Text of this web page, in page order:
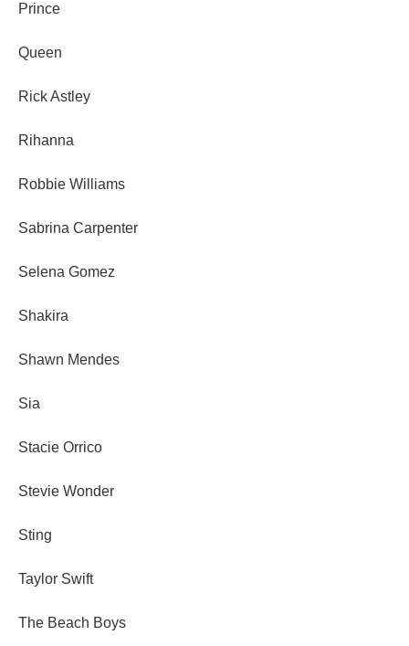
Prince
Queen
Rick Astley
Rihanna
Robbie Williams
Sabrina Carpenter
Selena Gomez
Shakira
Shawn Mendes
Sia
Stacie Orrico
Stevie Wonder
Sting
Taylor Swift
The Beach Boys